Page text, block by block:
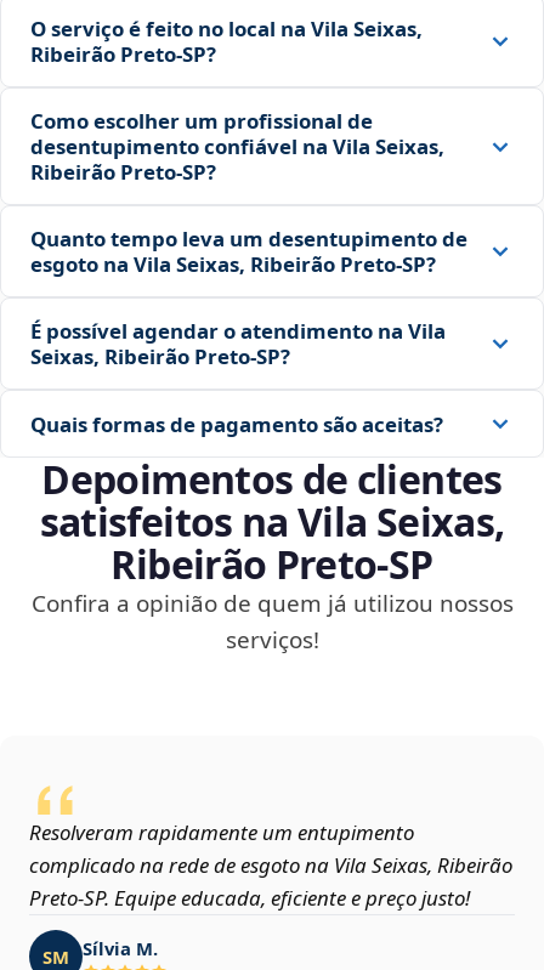
O serviço é feito no local na Vila Seixas,
Ribeirão Preto‑SP?
Como escolher um profissional de
desentupimento confiável na Vila Seixas,
Ribeirão Preto‑SP?
Quanto tempo leva um desentupimento de
esgoto na Vila Seixas, Ribeirão Preto‑SP?
É possível agendar o atendimento na Vila
Seixas, Ribeirão Preto‑SP?
Quais formas de pagamento são aceitas?
Depoimentos de clientes
satisfeitos na Vila Seixas,
Ribeirão Preto‑SP
Confira a opinião de quem já utilizou nossos
serviços!
Resolveram rapidamente um entupimento
complicado na rede de esgoto na Vila Seixas, Ribeirão
Preto‑SP. Equipe educada, eficiente e preço justo!
SM Sílvia M.